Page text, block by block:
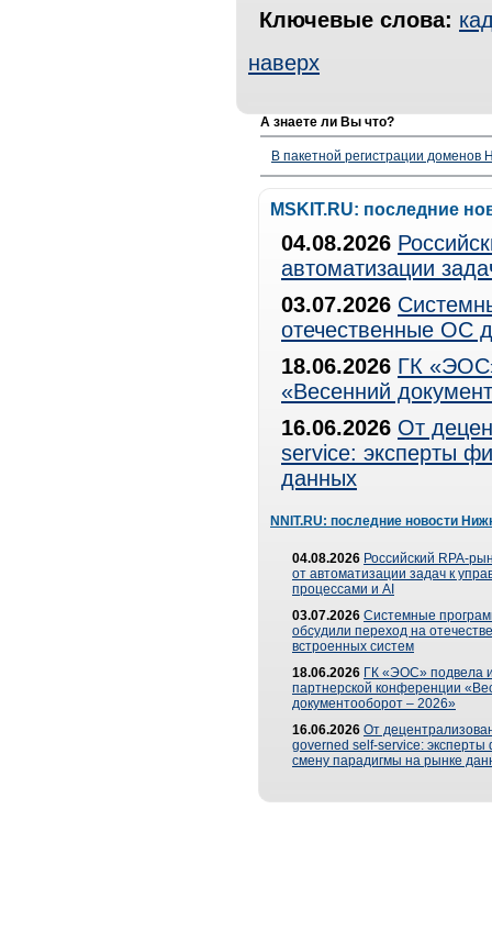
Ключевые слова:
наверх
А знаете ли Вы что?
В пакетной регистрации доменов
MSKIT.RU: последние
04.08.2026
автоматизации
03.07.2026
отечественные ОС
18.06.2026 ГК
«Весенний
16.06.2026 От
service: эксперты
данных
NNIT.RU: последние новости
04.08.2026 Российский RPA-
от автоматизации задач к
процессами и AI
03.07.2026 Системные
обсудили переход на
встроенных систем
18.06.2026 ГК «ЭОС» подвела
партнерской конференции
документооборот – 2026»
16.06.2026 От
governed self-service: эксперты
смену парадигмы на рынке